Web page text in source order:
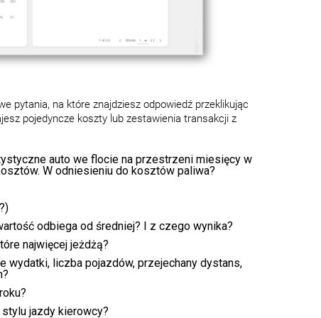
pytania, na które znajdziesz odpowiedź przeklikując
pojedyncze koszty lub zestawienia transakcji z
auto we flocie na przestrzeni miesięcy w
W odniesieniu do kosztów paliwa?
odbiega od średniej? I z czego wynika?
najwięcej jeżdżą?
wydatki, liczba pojazdów, przejechany dystans,
jazdy kierowcy?